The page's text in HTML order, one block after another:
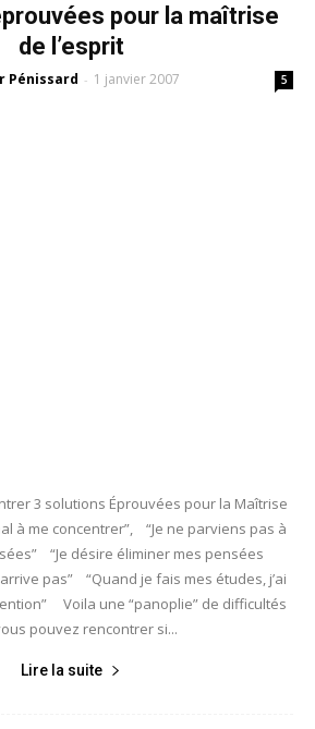
pour la maîtrise
de l’esprit
Pénissard - 1 janvier 2007 5
3 solutions Éprouvées pour la Maîtrise
à me concentrer”, “Je ne parviens pas à
“Je désire éliminer mes pensées
pas” “Quand je fais mes études, j’ai
Voila une “panoplie” de difficultés
pouvez rencontrer si...
Lire la suite